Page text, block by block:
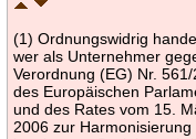
(1) Ordnungswidrig
wer als Unternehmer
Verordnung (EG) Nr.
des Europäischen
und des Rates vom 15.
2006 zur Harmonisierung